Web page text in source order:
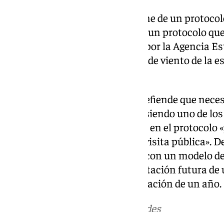
Desde 2024, el Patronato dispone de un
prevención por vientos fuertes; un protocolo
predicciones y avisos emitidos por la Agencia
«contrastados con los registros de viento de la
El órgano gestor del conjunto defiende que
más precisas posibles» porque siendo uno de
España, cualquier corte de paso en el protocolo
significativa al desarrollo de la visita pública».
asistencia técnica para contar con un modelo
actuación previa para la contratación futura
control y vigilancia con una duración de un año.
en las redes